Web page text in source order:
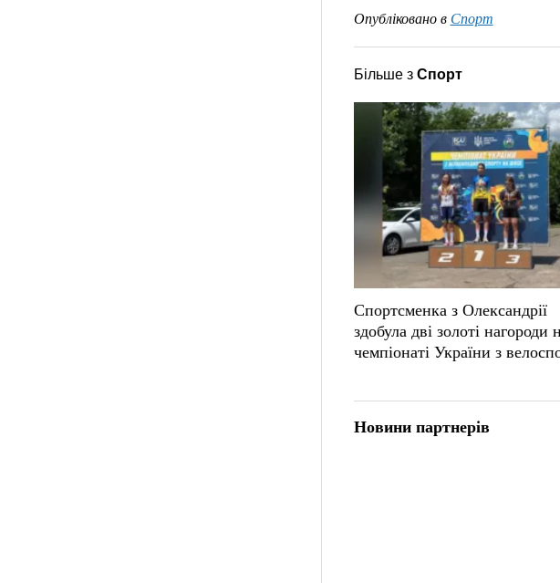
Опубліковано в Спорт
Більше з Спорт
Спортсменка з Олександрії
здобула дві золоті нагороди
чемпіонаті України з
Новини партнерів